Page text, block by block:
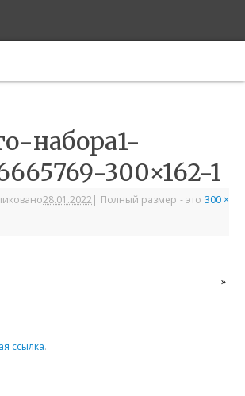
набора1-
300×162-1
28.01.2022 | Полный размер - это 300 ×
»
ссылка.